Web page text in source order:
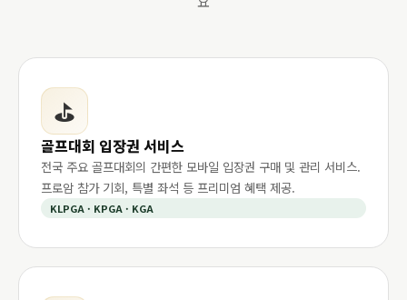
⛳
골프대회 입장권 서비스
전국 주요 골프대회의 간편한 모바일 입장권 구매 및 관리 서비스.
프로암 참가 기회, 특별 좌석 등 프리미엄 혜택 제공.
KLPGA · KPGA · KGA